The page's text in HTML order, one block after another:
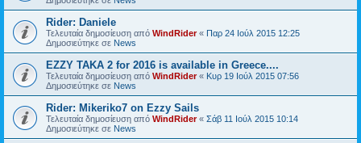
Rider: Daniele
Τελευταία δημοσίευση από WindRider« Παρ 24 Ιούλ 2015 12:25
Δημοσιεύτηκε σε News
EZZY TAKA 2 for 2016 is available in Greece....
Τελευταία δημοσίευση από WindRider« Κυρ 19 Ιούλ 2015 07:56
Δημοσιεύτηκε σε News
Rider: Mikeriko7 on Ezzy Sails
Τελευταία δημοσίευση από WindRider« Σάβ 11 Ιούλ 2015 10:14
Δημοσιεύτηκε σε News